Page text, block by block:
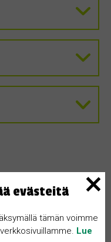
evästeitä
tämän voimme
Lue